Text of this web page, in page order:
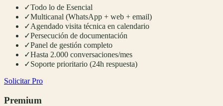
✓Todo lo de Esencial
✓Multicanal (WhatsApp + web + email)
✓Agendado visita técnica en calendario
✓Persecución de documentación
✓Panel de gestión completo
✓Hasta 2.000 conversaciones/mes
✓Soporte prioritario (24h respuesta)
Solicitar Pro
Premium